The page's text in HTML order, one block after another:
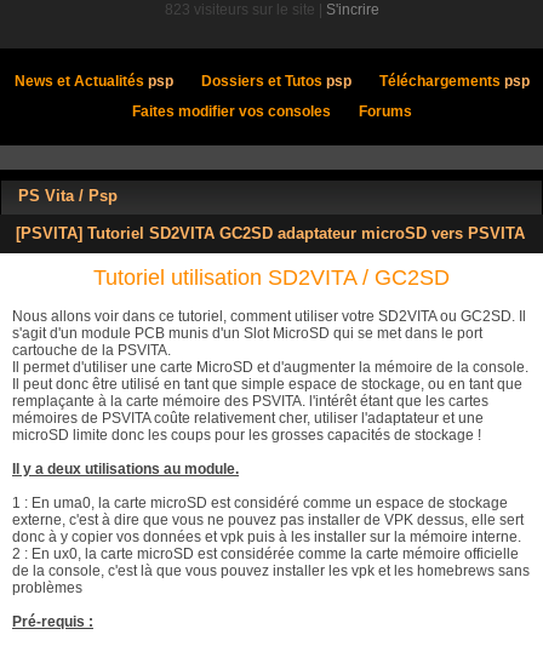
823 visiteurs sur le site | S'incrire
News et Actualités psp Dossiers et Tutos psp Téléchargements psp
Faites modifier vos consoles
Forums
PS Vita / Psp
[PSVITA] Tutoriel SD2VITA GC2SD adaptateur microSD vers PSVITA
Tutoriel utilisation SD2VITA / GC2SD
Nous allons voir dans ce tutoriel, comment utiliser votre SD2VITA ou GC2SD. Il
s'agit d'un module PCB munis d'un Slot MicroSD qui se met dans le port
cartouche de la PSVITA.
Il permet d'utiliser une carte MicroSD et d'augmenter la mémoire de la console.
Il peut donc être utilisé en tant que simple espace de stockage, ou en tant que
remplaçante à la carte mémoire des PSVITA. l'intérêt étant que les cartes
mémoires de PSVITA coûte relativement cher, utiliser l'adaptateur et une
microSD limite donc les coups pour les grosses capacités de stockage !
Il y a deux utilisations au module.
1 : En uma0, la carte microSD est considéré comme un espace de stockage
externe, c'est à dire que vous ne pouvez pas installer de VPK dessus, elle sert
donc à y copier vos données et vpk puis à les installer sur la mémoire interne.
2 : En ux0, la carte microSD est considérée comme la carte mémoire officielle
de la console, c'est là que vous pouvez installer les vpk et les homebrews sans
problèmes
Pré-requis :